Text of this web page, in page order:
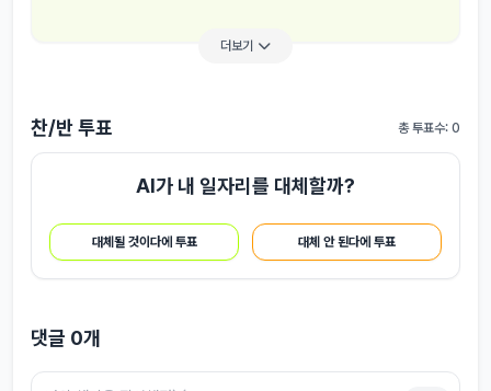
더보기
찬/반 투표 총 투표수: 0
AI가 내 일자리를 대체할까?
대체될 것이다에 투표 대체 안 된다에 투표
댓글 0개